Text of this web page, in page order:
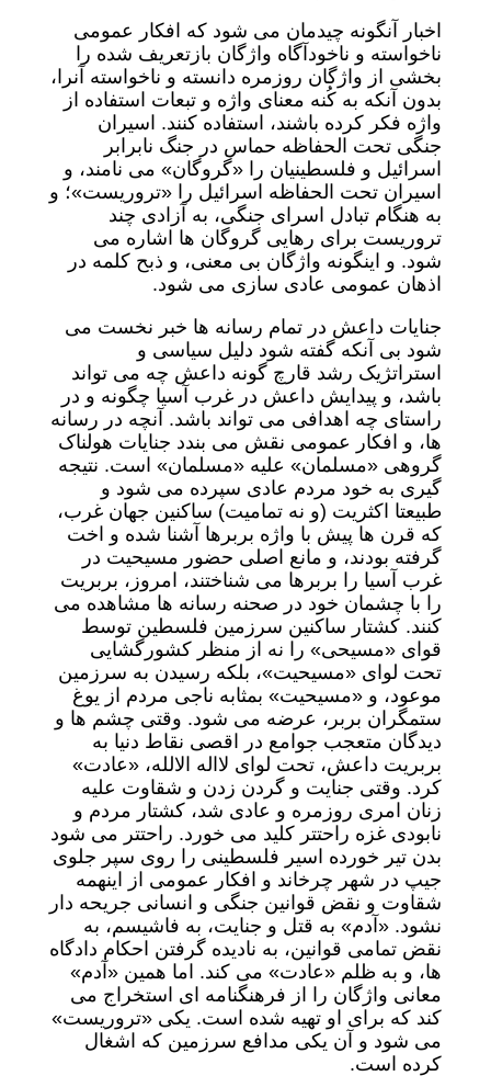
اخبار آنگونه چیدمان می شود که افکار عمومی
ناخواسته و ناخودآگاه واژگان بازتعریف شده را
بخشی از واژگان روزمره دانسته و ناخواسته آنرا،
بدون آنکه به کُنه معنای واژه و تبعات استفاده از
واژه فکر کرده باشند، استفاده کنند. اسیران
جنگی تحت الحفاظه حماس در جنگ نابرابر
اسرائیل و فلسطینیان را «گروگان» می نامند، و
اسیران تحت الحفاظه اسرائیل را «تروریست»؛ و
به هنگام تبادل اسرای جنگی، به آزادی چند
تروریست برای رهایی گروگان ها اشاره می
شود. و اینگونه واژگان بی معنی، و ذبح کلمه در
اذهان عمومی عادی سازی می شود.
جنایات داعش در تمام رسانه ها خبر نخست می
شود بی آنکه گفته شود دلیل سیاسی و
استراتژیک رشد قارچ گونه داعش چه می تواند
باشد، و پیدایش داعش در غرب آسیا چگونه و در
راستای چه اهدافی می تواند باشد. آنچه در رسانه
ها، و افکار عمومی نقش می بندد جنایات هولناک
گروهی «مسلمان» علیه «مسلمان» است. نتیجه
گیری به خود مردم عادی سپرده می شود و
طبیعتا اکثریت (و نه تمامیت) ساکنین جهان غرب،
که قرن ها پیش با واژه بربرها آشنا شده و اخت
گرفته بودند، و مانع اصلی حضور مسیحیت در
غرب آسیا را بربرها می شناختند، امروز، بربریت
را با چشمان خود در صحنه رسانه ها مشاهده می
کنند. کشتار ساکنین سرزمین فلسطین توسط
قوای «مسیحی» را نه از منظر کشورگشایی
تحت لوای «مسیحیت»، بلکه رسیدن به سرزمین
موعود، و «مسیحیت» بمثابه ناجی مردم از یوغ
ستمگران بربر، عرضه می شود. وقتی چشم ها و
دیدگان متعجب جوامع در اقصی نقاط دنیا به
بربریت داعش، تحت لوای لااله الالله، «عادت»
کرد. وقتی جنایت و گردن زدن و شقاوت علیه
زنان امری روزمره و عادی شد، کشتار مردم و
نابودی غزه راحتتر کلید می خورد. راحتتر می شود
بدن تیر خورده اسیر فلسطینی را روی سپر جلوی
جیپ در شهر چرخاند و افکار عمومی از اینهمه
شقاوت و نقض قوانین جنگی و انسانی جریحه دار
نشود. «آدم» به قتل و جنایت، به فاشیسم، به
نقض تمامی قوانین، به نادیده گرفتن احکام دادگاه
ها، و به ظلم «عادت» می کند. اما همین «آدم»
معانی واژگان را از فرهنگنامه ای استخراج می
کند که برای او تهیه شده است. یکی «تروریست»
می شود و آن یکی مدافع سرزمین که اشغال
کرده است.